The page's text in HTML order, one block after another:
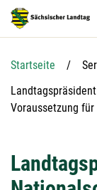
Hauptnavigation
Hauptinhalt
Service
Startseite
Aktuelle Seite:
Voraussetzung